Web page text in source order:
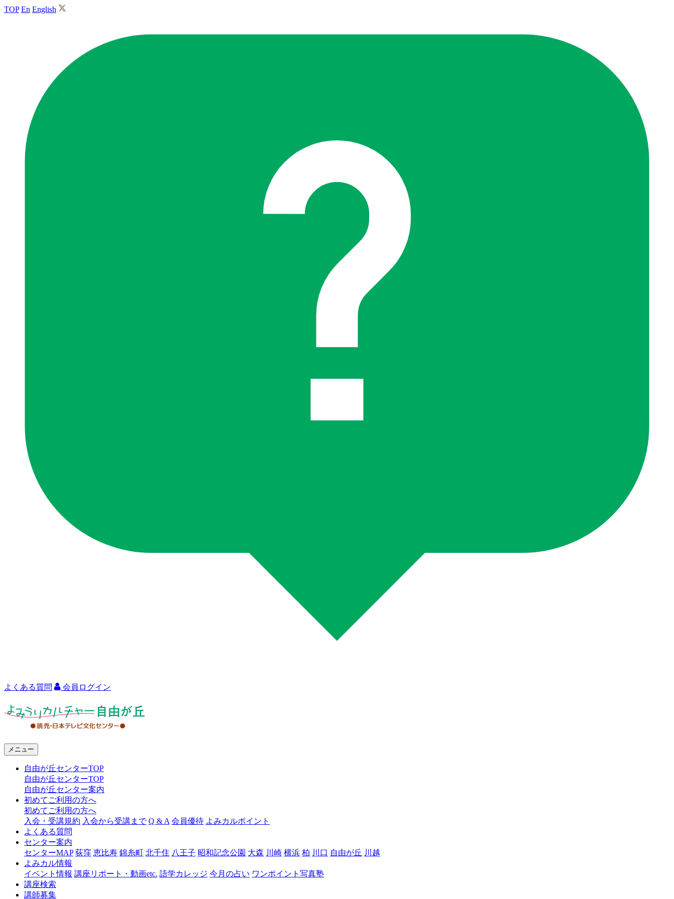
TOP En English
よくある質問 会員ログイン
ャ
自
由
メニュー
自由が丘センターTOP
自由が丘センターTOP
自由が丘センター案内
初めてご利用の方へ
初めてご利用の方へ
入会・受講規約 入会から受講まで Q & A 会員優待 よみカルポイント
よくある質問
センター案内
センターMAP 荻窪 恵比寿 錦糸町 北千住 八王子 昭和記念公園 大森 川崎 横浜 柏 川口 自由が丘 川越
よみカル情報
イベント情報 講座リポート・動画etc. 語学カレッジ 今月の占い ワンポイント写真塾
講座検索
講師募集